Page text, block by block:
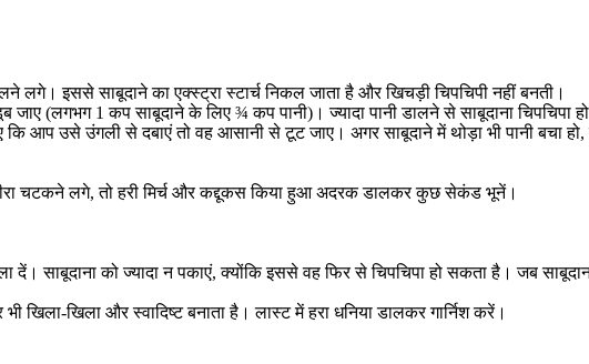
इससे साबूदाने का एक्स्ट्रा स्टार्च निकल जाता है और खिचड़ी चिपचिपी नहीं बनती।
(लगभग 1 कप साबूदाने के लिए ¾ कप पानी)। ज्यादा पानी डालने से साबूदाना चिपचिपा
आप उसे उंगली से दबाएं तो वह आसानी से टूट जाए। अगर साबूदाने में थोड़ा भी पानी बचा
चटकने लगे, तो हरी मिर्च और कद्दूकस किया हुआ अदरक डालकर कुछ सेकंड भूनें।
को ज्यादा न पकाएं, क्योंकि इससे वह फिर से चिपचिपा हो सकता है। जब
खिला और स्वादिष्ट बनाता है। लास्ट में हरा धनिया डालकर गार्निश करें।